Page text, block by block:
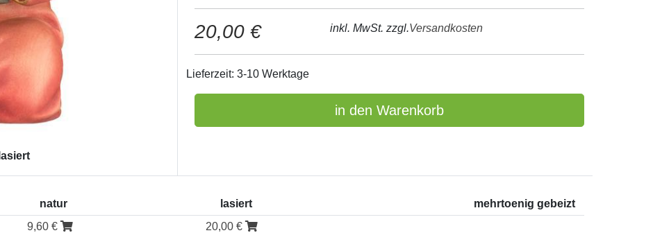
lasiert
20,00 € inkl. MwSt. zzgl.Versandkosten
Lieferzeit: 3-10 Werktage
in den Warenkorb
natur lasiert
mehrtoenig gebeizt
9,60 €
20,00 €